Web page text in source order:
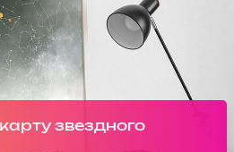
звездного